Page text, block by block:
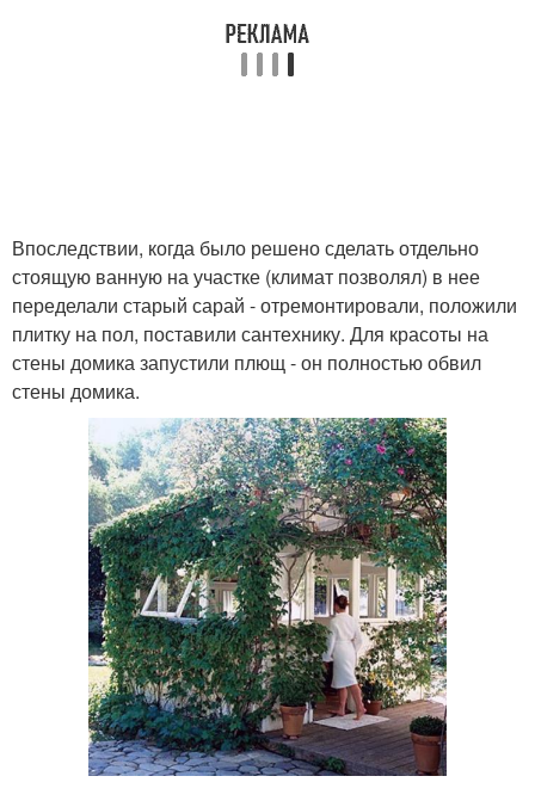
Впоследствии, когда было решено сделать отдельно
стоящую ванную на участке (климат позволял) в нее
переделали старый сарай - отремонтировали, положили
плитку на пол, поставили сантехнику. Для красоты на
стены домика запустили плющ - он полностью обвил
стены домика.